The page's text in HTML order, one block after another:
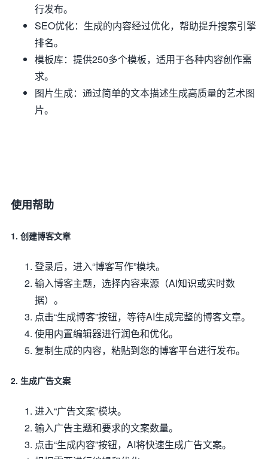
行发布。
SEO优化：生成的内容经过优化，帮助提升搜索引擎
排名。
模板库：提供250多个模板，适用于各种内容创作需
求。
图片生成：通过简单的文本描述生成高质量的艺术图
片。
使用帮助
1. 创建博客文章
登录后，进入“博客写作”模块。
输入博客主题，选择内容来源（AI知识或实时数
据）。
点击“生成博客”按钮，等待AI生成完整的博客文章。
使用内置编辑器进行润色和优化。
复制生成的内容，粘贴到您的博客平台进行发布。
2. 生成广告文案
进入“广告文案”模块。
输入广告主题和要求的文案数量。
点击“生成内容”按钮，AI将快速生成广告文案。